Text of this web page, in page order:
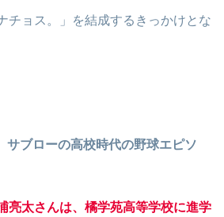
チョス。」を結成するきっかけとな
サブローの高校時代の野球エピソ
亮太さんは、橘学苑高等学校に進学